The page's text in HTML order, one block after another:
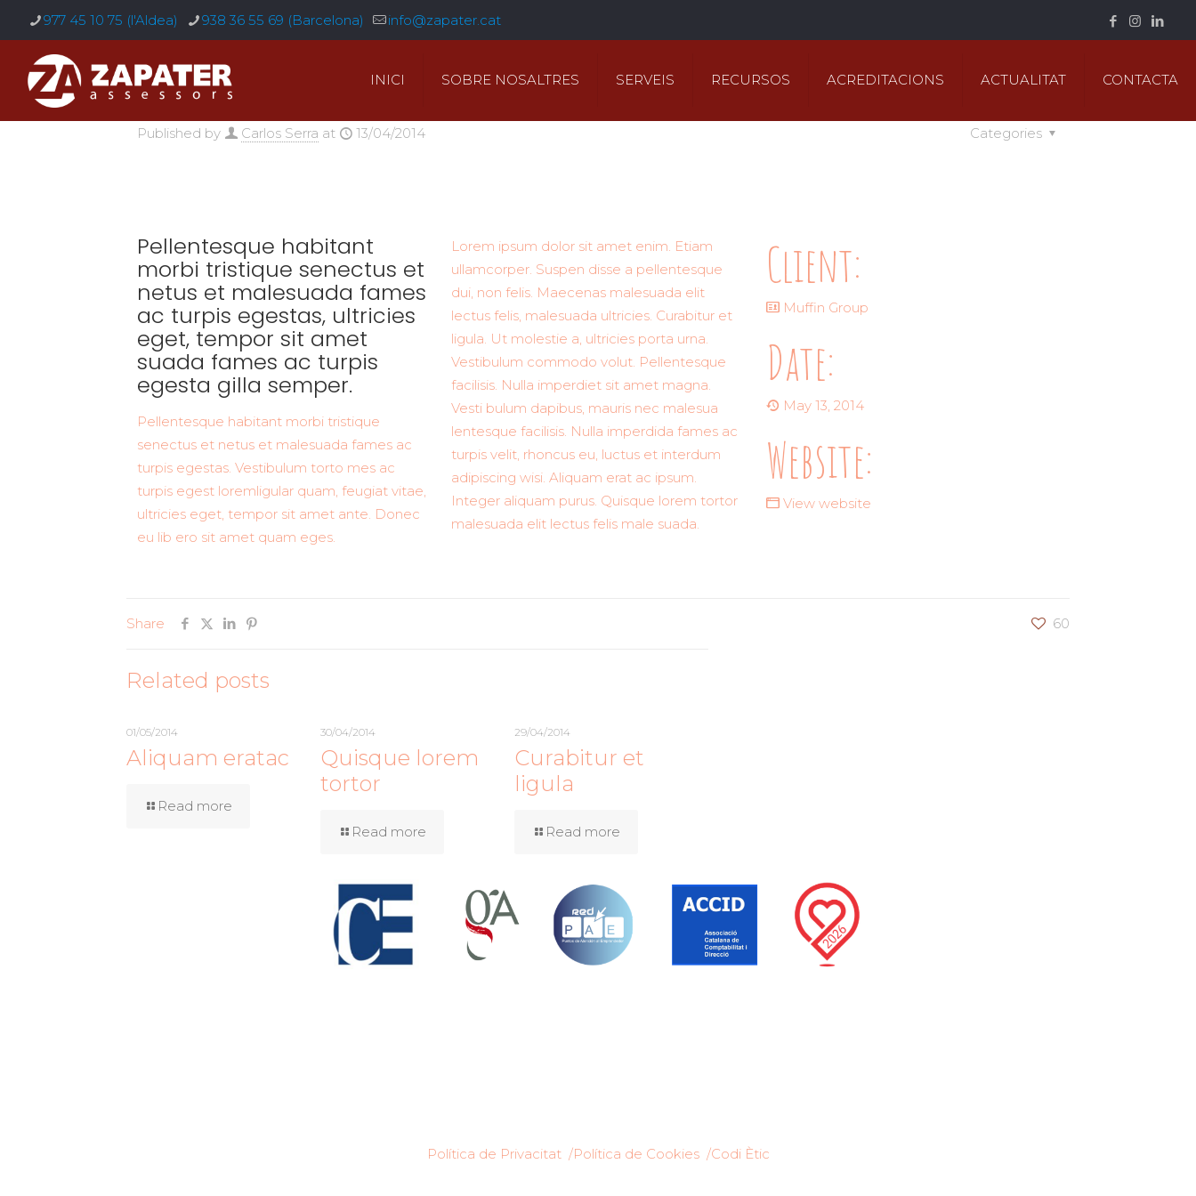
977 45 10 75 (l'Aldea) 938 36 55 69 (Barcelona) info@zapater.cat
INICI SOBRE NOSALTRES SERVEIS RECURSOS ACREDITACIONS ACTUALITAT CONTACTA
Published by Carlos Serra at 13/04/2014 Categories
Pellentesque habitant
morbi tristique senectus et
netus et malesuada fames
ac turpis egestas, ultricies
eget, tempor sit amet
suada fames ac turpis
egesta gilla semper.
Pellentesque habitant morbi tristique
senectus et netus et malesuada fames ac
turpis egestas. Vestibulum torto mes ac
turpis egest loremligular quam, feugiat vitae,
ultricies eget, tempor sit amet ante. Donec
eu lib ero sit amet quam eges.
Lorem ipsum dolor sit amet enim. Etiam
ullamcorper. Suspen disse a pellentesque
dui, non felis. Maecenas malesuada elit
lectus felis, malesuada ultricies. Curabitur et
ligula. Ut molestie a, ultricies porta urna.
Vestibulum commodo volut. Pellentesque
facilisis. Nulla imperdiet sit amet magna.
Vesti bulum dapibus, mauris nec malesua
lentesque facilisis. Nulla imperdida fames ac
turpis velit, rhoncus eu, luctus et interdum
adipiscing wisi. Aliquam erat ac ipsum.
Integer aliquam purus. Quisque lorem tortor
malesuada elit lectus felis male suada.
Client:
Muffin Group
Date:
May 13, 2014
Website:
View website
Share 60
Related posts
01/05/2014
Aliquam eratac
Read more
30/04/2014
Quisque lorem
tortor
Read more
29/04/2014
Curabitur et
ligula
Read more
Política de Privacitat /Política de Cookies /Codi Ètic